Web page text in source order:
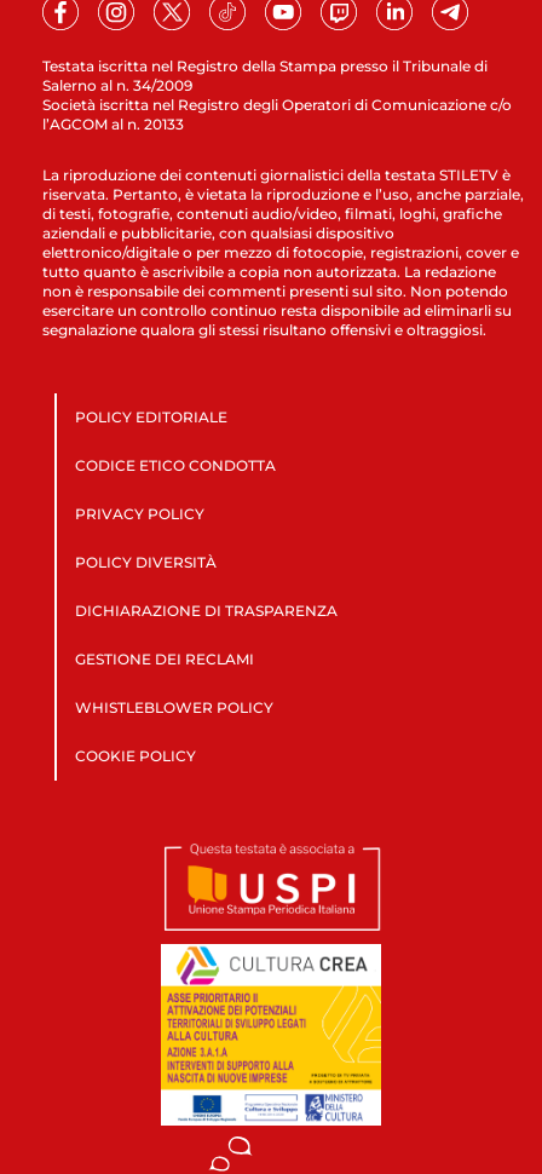
Testata iscritta nel Registro della Stampa presso il Tribunale di
Salerno al n. 34/2009
Società iscritta nel Registro degli Operatori di Comunicazione c/o
l’AGCOM al n. 20133
La riproduzione dei contenuti giornalistici della testata STILETV è
riservata. Pertanto, è vietata la riproduzione e l’uso, anche parziale,
di testi, fotografie, contenuti audio/video, filmati, loghi, grafiche
aziendali e pubblicitarie, con qualsiasi dispositivo
elettronico/digitale o per mezzo di fotocopie, registrazioni, cover e
tutto quanto è ascrivibile a copia non autorizzata. La redazione
non è responsabile dei commenti presenti sul sito. Non potendo
esercitare un controllo continuo resta disponibile ad eliminarli su
segnalazione qualora gli stessi risultano offensivi e oltraggiosi.
POLICY EDITORIALE
CODICE ETICO CONDOTTA
PRIVACY POLICY
POLICY DIVERSITÀ
DICHIARAZIONE DI TRASPARENZA
GESTIONE DEI RECLAMI
WHISTLEBLOWER POLICY
COOKIE POLICY